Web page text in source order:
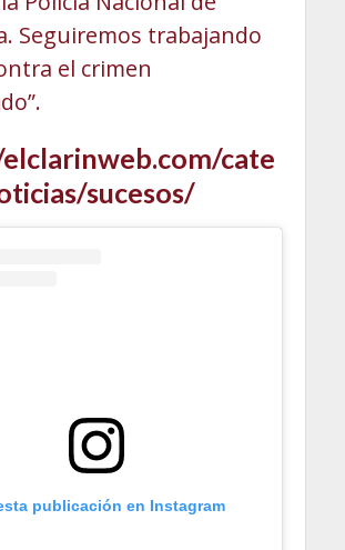
Seguiremos trabajando
el crimen
cate
sucesos/
publicación en Instagram